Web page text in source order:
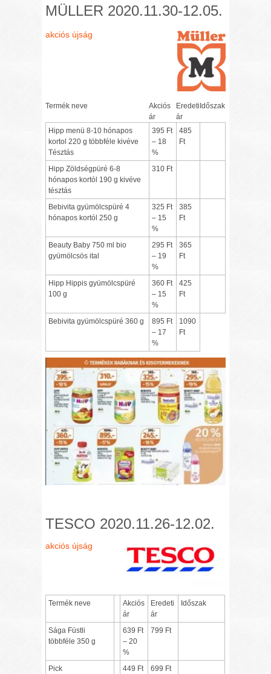
MÜLLER 2020.11.30-12.05.
akciós újság
Termék neve
Akciós
ár
Eredeti
ár
Időszak
Hipp menü 8-10 hónapos
kortol 220 g többféle kivéve
Tésztás
395 Ft
– 18
%
485
Ft
Hipp Zöldségpüré 6-8
hónapos kortól 190 g kivéve
tésztás
310 Ft
Bebivita gyümölcspüré 4
hónapos kortól 250 g
325 Ft
– 15
%
385
Ft
Beauty Baby 750 ml bio
gyümölcsös ital
295 Ft
– 19
%
365
Ft
Hipp Hippis gyümölcspüré
100 g
360 Ft
– 15
%
425
Ft
Bebivita gyümölcspüré 360 g
895 Ft
– 17
%
1090
Ft
TESCO 2020.11.26-12.02.
akciós újság
Termék neve
Akciós
ár
Eredeti
ár
Időszak
Sága Füstli
többféle 350 g
639 Ft
– 20
%
799 Ft
Pick
449 Ft
699 Ft